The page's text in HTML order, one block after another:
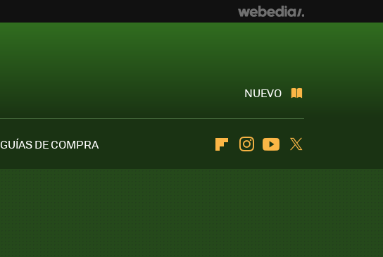
NUEVO
GUÍAS DE COMPRA
FlipboardInstagramYoutube